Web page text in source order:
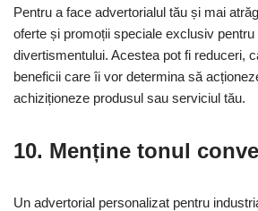
Pentru a face advertorialul tău și mai
oferte și promoții speciale exclusiv
divertismentului. Acestea pot fi reduceri,
beneficii care îi vor determina să
achiziționeze produsul sau serviciul tău.
10. Menține tonul
Un advertorial personalizat pentru